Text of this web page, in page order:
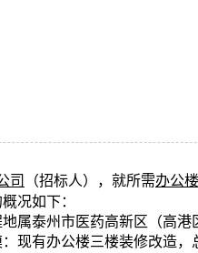
司 （招标人），就所需办公
况如下：
地属泰州市医药高新区（高
：现有办公楼三楼装修改造